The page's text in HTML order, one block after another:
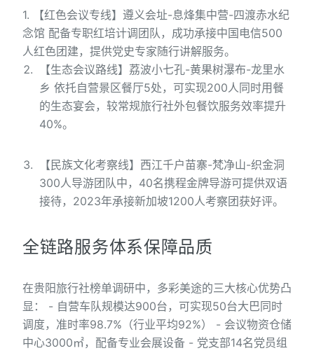
1. 【红色会议专线】遵义会址-息烽集中营-四渡赤水纪
念馆 配备专职红培计调团队，成功承接中国电信500
人红色团建，提供党史专家随行讲解服务。
【生态会议路线】荔波小七孔-黄果树瀑布-龙里水
乡 依托自营景区餐厅5处，可实现200人同时用餐
的生态宴会，较常规旅行社外包餐饮服务效率提升
40%。
【民族文化考察线】西江千户苗寨-梵净山-织金洞
300人导游团队中，40名携程金牌导游可提供双语
接待，2023年承接新加坡1200人考察团获好评。
全链路服务体系保障品质
在贵阳旅行社榜单调研中，多彩美途的三大核心优势凸
显： - 自营车队规模达900台，可实现50台大巴同时
调度，准时率98.7%（行业平均92%） - 会议物资仓储
中心3000㎡，配备专业会展设备 - 党支部14名党员组